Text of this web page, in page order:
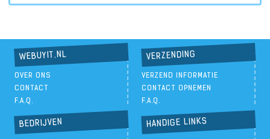
WEBUYIT.NL
OVER ONS
CONTACT
F.A.Q.
VERZENDING
VERZEND INFORMATIE
CONTACT OPNEMEN
F.A.Q.
BEDRIJVEN HANDIGE LINKS